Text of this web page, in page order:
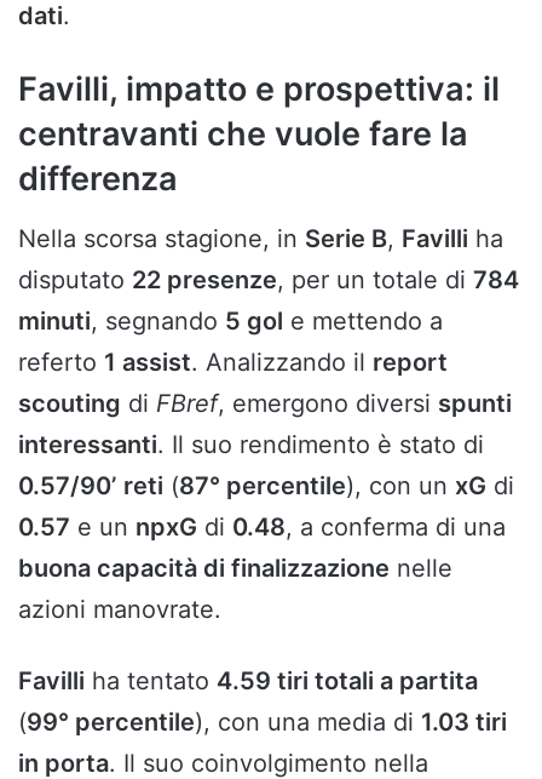
dati.
Favilli, impatto e prospettiva: il
centravanti che vuole fare la
differenza
Nella scorsa stagione, in Serie B, Favilli ha
disputato 22 presenze, per un totale di 784
minuti, segnando 5 gol e mettendo a
referto 1 assist. Analizzando il report
scouting di FBref, emergono diversi spunti
interessanti. Il suo rendimento è stato di
0.57/90’ reti (87° percentile), con un xG di
0.57 e un npxG di 0.48, a conferma di una
buona capacità di finalizzazione nelle
azioni manovrate.
Favilli ha tentato 4.59 tiri totali a partita
(99° percentile), con una media di 1.03 tiri
in porta. Il suo coinvolgimento nella